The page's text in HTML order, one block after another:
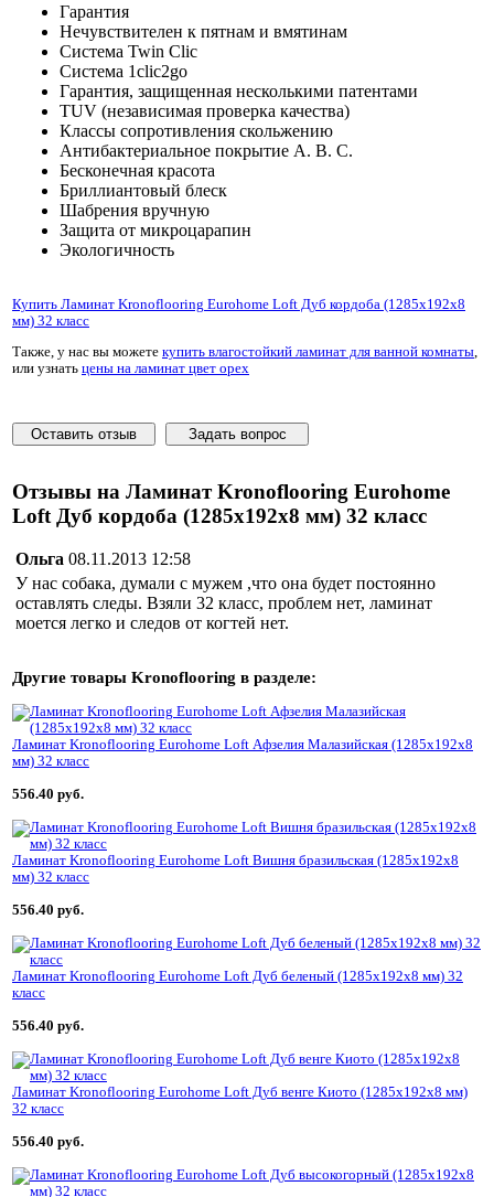
Гарантия
Нечувствителен к пятнам и вмятинам
Система Twin Clic
Система 1clic2go
Гарантия, защищенная несколькими патентами
TUV (независимая проверка качества)
Классы сопротивления скольжению
Антибактериальное покрытие A. B. C.
Бесконечная красота
Бриллиантовый блеск
Шабрения вручную
Защита от микроцарапин
Экологичность
Купить Ламинат Kronoflooring Eurohome Loft Дуб кордоба (1285x192x8
мм) 32 класс
Также, у нас вы можете купить влагостойкий ламинат для ванной комнаты,
или узнать цены на ламинат цвет орех
Оставить отзыв Задать вопрос
Отзывы на Ламинат Kronoflooring Eurohome
Loft Дуб кордоба (1285x192x8 мм) 32 класс
Ольга 08.11.2013 12:58
У нас собака, думали с мужем ,что она будет постоянно
оставлять следы. Взяли 32 класс, проблем нет, ламинат
моется легко и следов от когтей нет.
Другие товары Kronoflooring в разделе:
Ламинат Kronoflooring Eurohome Loft Афзелия Малазийская (1285x192x8
мм) 32 класс
556.40 руб.
Ламинат Kronoflooring Eurohome Loft Вишня бразильская (1285x192x8
мм) 32 класс
556.40 руб.
Ламинат Kronoflooring Eurohome Loft Дуб беленый (1285x192x8 мм) 32
класс
556.40 руб.
Ламинат Kronoflooring Eurohome Loft Дуб венге Киото (1285x192x8 мм)
32 класс
556.40 руб.